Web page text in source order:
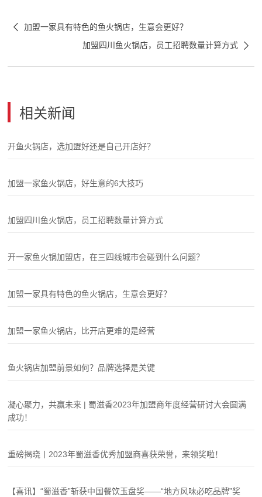
加盟一家具有特色的鱼火锅店，生意会更好？

加盟四川鱼火锅店，员工招聘数量计算方式
相关新闻
开鱼火锅店，选加盟好还是自己开店好？
加盟一家鱼火锅店，好生意的6大技巧
加盟四川鱼火锅店，员工招聘数量计算方式
开一家鱼火锅加盟店，在三四线城市会碰到什么问题？
加盟一家具有特色的鱼火锅店，生意会更好？
加盟一家鱼火锅店，比开店更难的是经营
鱼火锅店加盟前景如何？品牌选择是关键
凝心聚力，共赢未来 | 蜀滋香2023年加盟商年度经营研讨大会圆满
成功！
重磅揭晓丨2023年蜀滋香优秀加盟商喜获荣誉，来领奖啦！
【喜讯】“蜀滋香”斩获中国餐饮玉盘奖——“地方风味必吃品牌”奖